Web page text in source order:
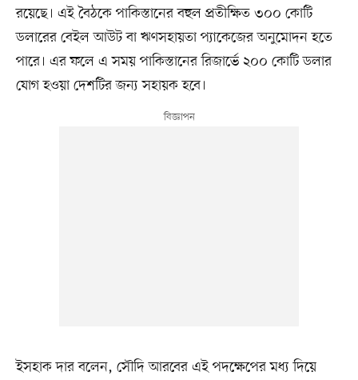
রয়েছে। এই বৈঠকে পাকিস্তানের বহুল প্রতীক্ষিত ৩০০ কোটি
ডলারের বেইল আউট বা ঋণসহায়তা প্যাকেজের অনুমোদন হতে
পারে। এর ফলে এ সময় পাকিস্তানের রিজার্ভে ২০০ কোটি ডলার
যোগ হওয়া দেশটির জন্য সহায়ক হবে।
ইসহাক দার বলেন, সৌদি আরবের এই পদক্ষেপের মধ্য দিয়ে